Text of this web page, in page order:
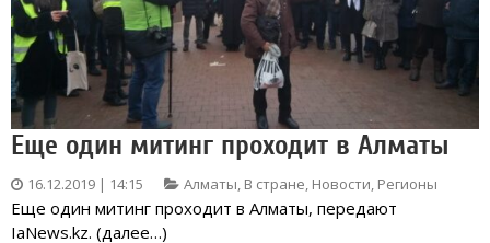
Еще один митинг проходит в Алматы
16.12.2019 | 14:15 Алматы, В стране, Новости, Регионы
Еще один митинг проходит в Алматы, передают
IaNews.kz. (далее…)